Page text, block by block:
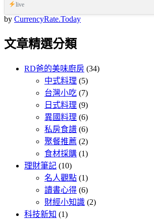
live
by CurrencyRate.Today
文章精選分類
RD爸的美味廚房 (34)
中式料理 (5)
台灣小吃 (7)
日式料理 (9)
異國料理 (6)
私房食譜 (6)
聚餐推薦 (2)
食材採購 (1)
理財筆記 (10)
名人觀點 (1)
讀書心得 (6)
財經小知識 (2)
科技新知 (1)